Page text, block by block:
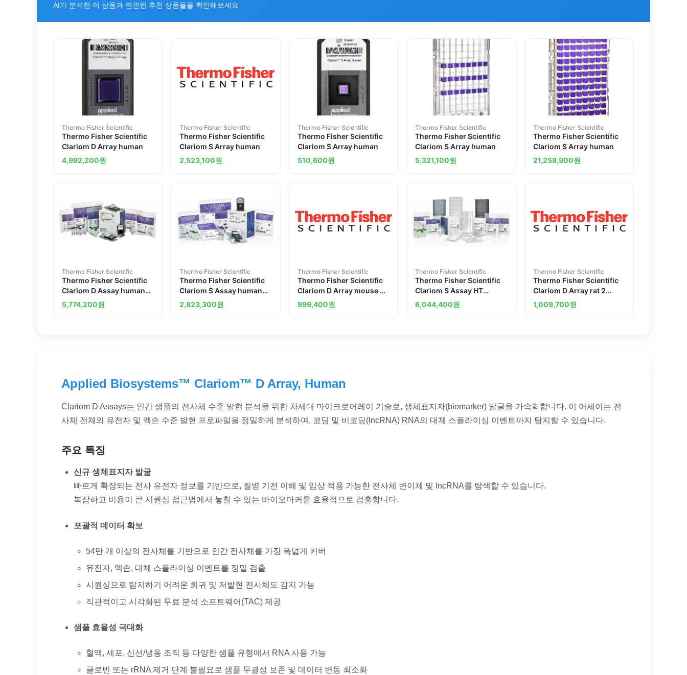
AI가 분석한 이 상품과 연관된 추천 상품들을 확인해보세요
Thermo Fisher Scientific
Thermo Fisher Scientific
Clariom D Array human
4,992,200원
Thermo Fisher Scientific
Thermo Fisher Scientific
Clariom S Array human
2,523,100원
Thermo Fisher Scientific
Thermo Fisher Scientific
Clariom S Array human
510,600원
Thermo Fisher Scientific
Thermo Fisher Scientific
Clariom S Array human
5,321,100원
Thermo Fisher Scientific
Thermo Fisher Scientific
Clariom S Array human
21,258,900원
Thermo Fisher Scientific
Thermo Fisher Scientific
Clariom D Assay human
10 reactions
5,774,200원
Thermo Fisher Scientific
Thermo Fisher Scientific
Clariom S Assay human
10 reactions
2,823,300원
Thermo Fisher Scientific
Thermo Fisher Scientific
Clariom D Array mouse 2
arrays
999,400원
Thermo Fisher Scientific
Thermo Fisher Scientific
Clariom S Assay HT
human 30 reactions
6,044,400원
Thermo Fisher Scientific
Thermo Fisher Scientific
Clariom D Array rat 2
arrays
1,009,700원
Applied Biosystems™ Clariom™ D Array, Human
Clariom D Assays는 인간 샘플의 전사체 수준 발현 분석을 위한 차세대 마이크로어레이 기술로, 생체표지자(biomarker) 발굴을 가속화합니다. 이 어세이는 전
사체 전체의 유전자 및 엑손 수준 발현 프로파일을 정밀하게 분석하며, 코딩 및 비코딩(lncRNA) RNA의 대체 스플라이싱 이벤트까지 탐지할 수 있습니다.
주요 특징
신규 생체표지자 발굴
빠르게 확장되는 전사 유전자 정보를 기반으로, 질병 기전 이해 및 임상 적용 가능한 전사체 변이체 및 lncRNA를 탐색할 수 있습니다.
복잡하고 비용이 큰 시퀀싱 접근법에서 놓칠 수 있는 바이오마커를 효율적으로 검출합니다.
포괄적 데이터 확보
54만 개 이상의 전사체를 기반으로 인간 전사체를 가장 폭넓게 커버
유전자, 엑손, 대체 스플라이싱 이벤트를 정밀 검출
시퀀싱으로 탐지하기 어려운 희귀 및 저발현 전사체도 감지 가능
직관적이고 시각화된 무료 분석 소프트웨어(TAC) 제공
샘플 효율성 극대화
혈액, 세포, 신선/냉동 조직 등 다양한 샘플 유형에서 RNA 사용 가능
글로빈 또는 rRNA 제거 단계 불필요로 샘플 무결성 보존 및 데이터 변동 최소화